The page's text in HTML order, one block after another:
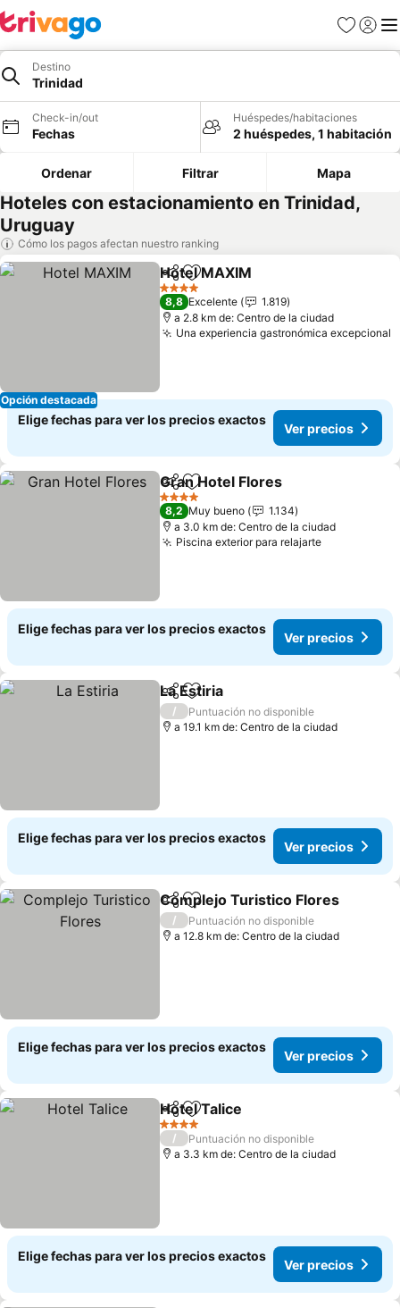
Favoritos
Iniciar
Destino
Trinidad
Check-in/out
Fechas
Huéspedes/habitaciones
2 huéspedes, 1 habitación
Ordenar Filtrar Mapa
Hoteles con estacionamiento en Trinidad,
Uruguay
Cómo los pagos afectan nuestro ranking
Opción destacada
CompartirAgregar a favoritos
Hotel MAXIM
4 Estrellas
8,8 Excelente
1.819
a 2.8 km de: Centro de la ciudad
Una experiencia gastronómica excepcional
Elige fechas para ver los precios exactos
Ver precios
CompartirAgregar a favoritos
Gran Hotel Flores
4 Estrellas
8,2 Muy bueno
1.134
a 3.0 km de: Centro de la ciudad
Piscina exterior para relajarteVer precios
Elige fechas para ver los precios exactos
Ver precios
CompartirAgregar a favoritos
La Estiria
/
Puntuación no disponible
a 19.1 km de: Centro de la ciudad
Elige fechas para ver los precios exactos
Ver precios
CompartirAgregar a favoritos
Complejo Turistico Flores
/
Puntuación no disponible
a 12.8 km de: Centro de la ciudad
Elige fechas para ver los precios exactos
Ver precios
CompartirAgregar a favoritos
Hotel Talice
4 Estrellas
/
Puntuación no disponible
a 3.3 km de: Centro de la ciudad
Elige fechas para ver los precios exactos
Ver precios